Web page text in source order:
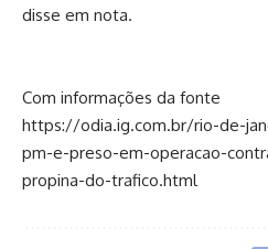
disse em nota.
Com informações da fonte
https://odia.ig.com.br/rio-de-
pm-e-preso-em-operacao-
propina-do-trafico.html